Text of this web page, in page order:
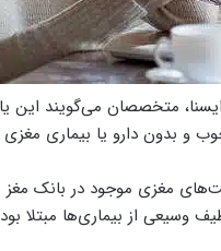
ایسنا، متخصصان می‌گویند
یا بیماری مغزی به سن ۹۰ یا حتی ۱۰۰
مغزی موجود در بانک مغز